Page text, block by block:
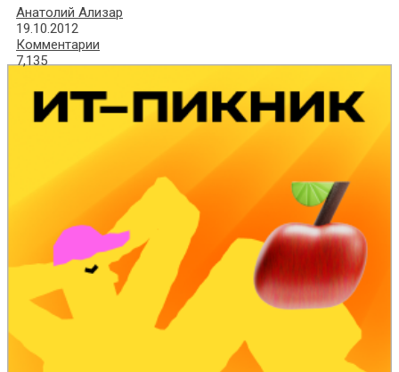
Анатолий Ализар
19.10.2012
Комментарии
7,135